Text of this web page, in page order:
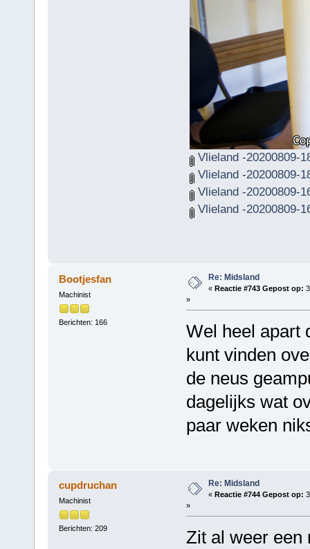
Vlieland -20200809-
Vlieland -20200809-
Vlieland -20200809-
Vlieland -20200809-
Bootjesfan
Machinist
Berichten: 166
Re: Midsland
« Reactie #743 Gepost op:
»
Wel heel apart
kunt vinden
de neus
dagelijks wat
paar weken
cupdruchan
Machinist
Berichten: 209
Re: Midsland
« Reactie #744 Gepost op:
»
Zit al weer een